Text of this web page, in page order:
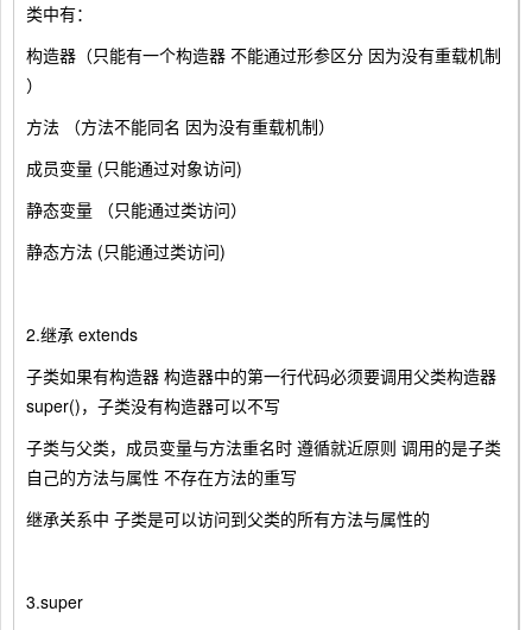
类中有：
构造器（只能有一个构造器 不能通过形参区分 因为没有重载机制
）
方法 （方法不能同名 因为没有重载机制）
成员变量 (只能通过对象访问)
静态变量 （只能通过类访问）
静态方法 (只能通过类访问)
2.继承 extends
子类如果有构造器 构造器中的第一行代码必须要调用父类构造器
super()，子类没有构造器可以不写
子类与父类，成员变量与方法重名时 遵循就近原则 调用的是子类
自己的方法与属性 不存在方法的重写
继承关系中 子类是可以访问到父类的所有方法与属性的
3.super